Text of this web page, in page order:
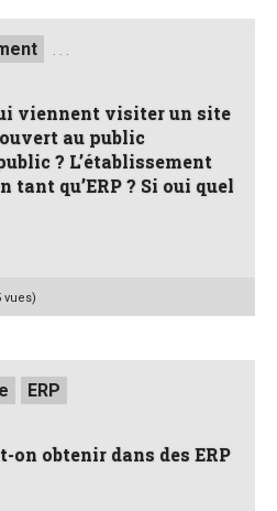
. . .
viennent visiter un site
au public
? L’établissement
tant qu’ERP ? Si oui quel
vues)
ERP
on obtenir dans des ERP